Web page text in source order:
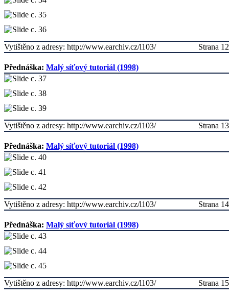
Strana 12
Vytištěno z adresy: http://www.earchiv.cz/l103/
Přednáška: Malý síťový tutoriál (1998)
Strana 13
Vytištěno z adresy: http://www.earchiv.cz/l103/
Přednáška: Malý síťový tutoriál (1998)
Strana 14
Vytištěno z adresy: http://www.earchiv.cz/l103/
Přednáška: Malý síťový tutoriál (1998)
Strana 15
Vytištěno z adresy: http://www.earchiv.cz/l103/